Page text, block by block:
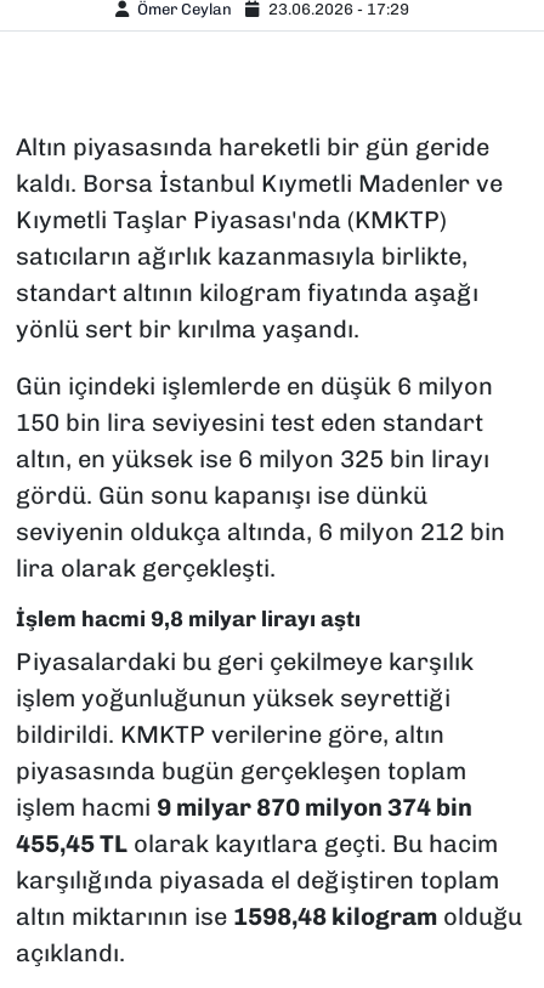
Ömer Ceylan 23.06.2026 - 17:29
Altın piyasasında hareketli bir gün geride
kaldı. Borsa İstanbul Kıymetli Madenler ve
Kıymetli Taşlar Piyasası'nda (KMKTP)
satıcıların ağırlık kazanmasıyla birlikte,
standart altının kilogram fiyatında aşağı
yönlü sert bir kırılma yaşandı.
Gün içindeki işlemlerde en düşük 6 milyon
150 bin lira seviyesini test eden standart
altın, en yüksek ise 6 milyon 325 bin lirayı
gördü. Gün sonu kapanışı ise dünkü
seviyenin oldukça altında, 6 milyon 212 bin
lira olarak gerçekleşti.
İşlem hacmi 9,8 milyar lirayı aştı
Piyasalardaki bu geri çekilmeye karşılık
işlem yoğunluğunun yüksek seyrettiği
bildirildi. KMKTP verilerine göre, altın
piyasasında bugün gerçekleşen toplam
işlem hacmi 9 milyar 870 milyon 374 bin
455,45 TLolarak kayıtlara geçti. Bu hacim
karşılığında piyasada el değiştiren toplam
altın miktarının ise 1598,48 kilogramolduğu
açıklandı.